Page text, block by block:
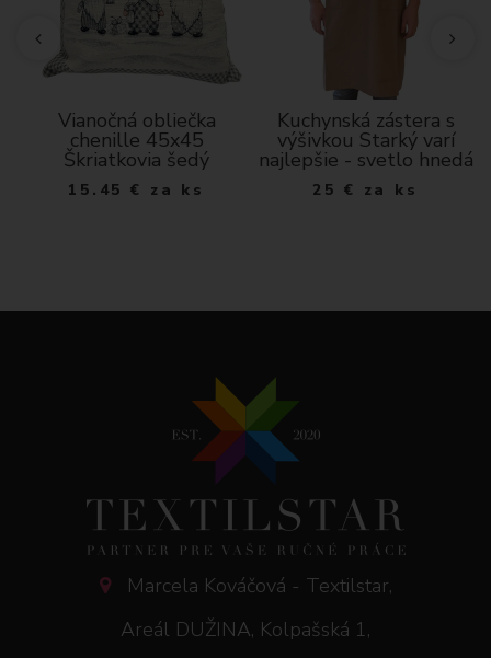
Vianočná obliečka
chenille 45x45
Škriatkovia šedý
15.45 € za ks
Kuchynská zástera s
výšivkou Starký varí
najlepšie - svetlo hnedá
25 € za ks
Marcela Kováčová - Textilstar,
Areál DUŽINA, Kolpašská 1,